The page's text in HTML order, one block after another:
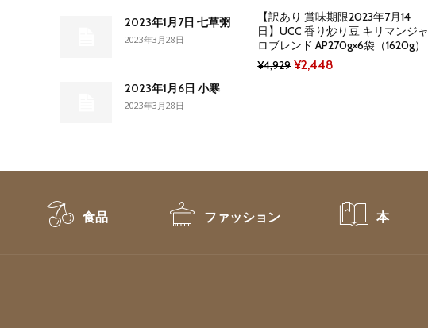
2023年1月7日 七草粥
2023年3月28日
2023年1月6日 小寒
2023年3月28日
【訳あり 賞味期限2023年7月14
日】UCC 香り炒り豆 キリマンジャ
ロブレンド AP270g×6袋（1620g）
¥4,929 Original
¥2,448
食品 ファッション 本